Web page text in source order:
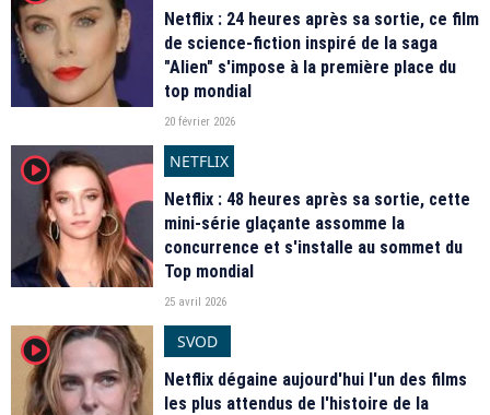
Netflix : 24 heures après sa sortie, ce film
de science-fiction inspiré de la saga
"Alien" s'impose à la première place du
top mondial
20 février 2026
player2
NETFLIX
Netflix : 48 heures après sa sortie, cette
mini-série glaçante assomme la
concurrence et s'installe au sommet du
Top mondial
25 avril 2026
player2
SVOD
Netflix dégaine aujourd'hui l'un des films
les plus attendus de l'histoire de la